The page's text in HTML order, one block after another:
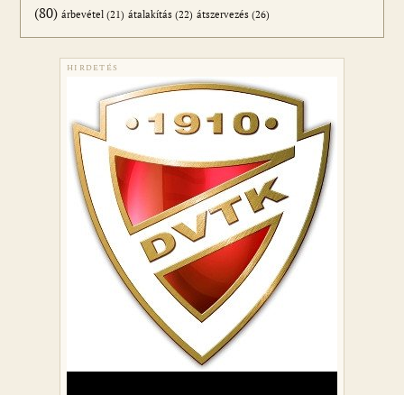
(80) árbevétel (21) átalakítás (22) átszervezés (26)
HIRDETÉS